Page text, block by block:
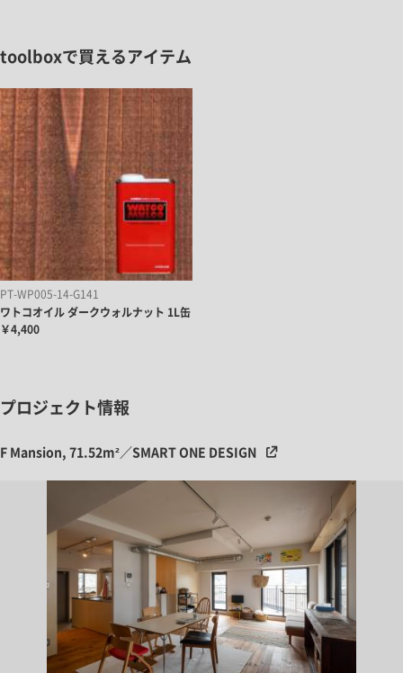
toolboxで買えるアイテム
PT-WP005-14-G141
ワトコオイル ダークウォルナット 1L缶
￥4,400
プロジェクト情報
F Mansion, 71.52m²／SMART ONE DESIGN